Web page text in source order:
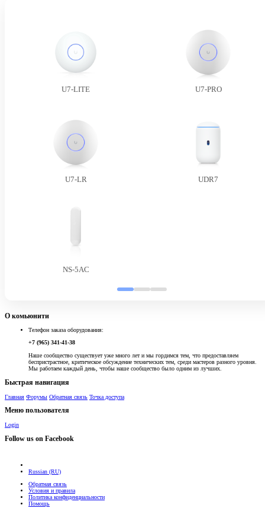
U7-LITE U7-PRO
U7-LR UDR7
NS-5AC
О комьюнити
Телефон заказа оборудования:
+7 (965) 341-41-38
Наше сообщество существует уже много лет и мы гордимся тем, что предоставляем
беспристрастное, критическое обсуждение технических тем, среди мастеров разного уровня.
Мы работаем каждый день, чтобы наше сообщество было одним из лучших.
Быстрая навигация
Главная Форумы Обратная связь Точка доступа
Меню пользователя
Login
Follow us on Facebook
Russian (RU)
Обратная связь
Условия и правила
Политика конфиденциальности
Помощь